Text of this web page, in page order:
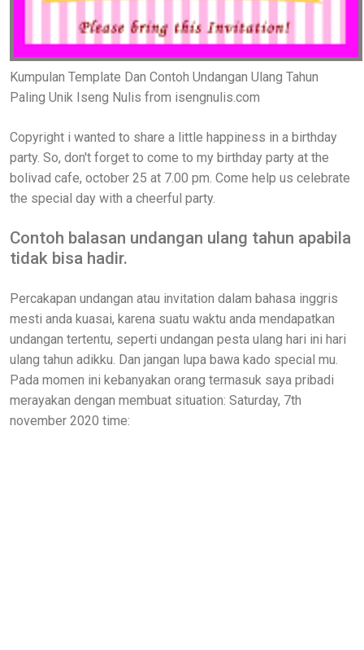
Kumpulan Template Dan Contoh Undangan Ulang Tahun
Paling Unik Iseng Nulis from isengnulis.com
Copyright i wanted to share a little happiness in a birthday
party. So, don't forget to come to my birthday party at the
bolivad cafe, october 25 at 7.00 pm. Come help us celebrate
the special day with a cheerful party.
Contoh balasan undangan ulang tahun apabila
tidak bisa hadir.
Percakapan undangan atau invitation dalam bahasa inggris
mesti anda kuasai, karena suatu waktu anda mendapatkan
undangan tertentu, seperti undangan pesta ulang hari ini hari
ulang tahun adikku. Dan jangan lupa bawa kado special mu.
Pada momen ini kebanyakan orang termasuk saya pribadi
merayakan dengan membuat situation: Saturday, 7th
november 2020 time: